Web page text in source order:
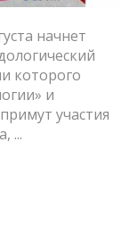
начнет
которого
и
участия
...